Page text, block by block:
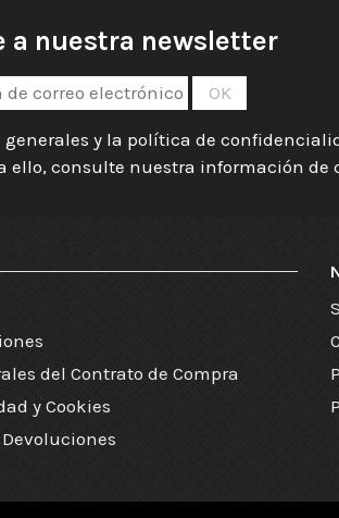
a nuestra newsletter
generales y la política de
ello, consulte nuestra información de
del Contrato de Compra
y Cookies